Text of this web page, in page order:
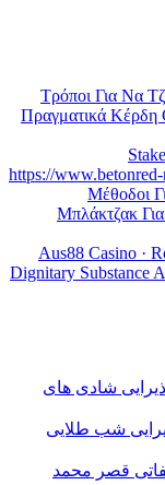
Τρόποι Για Να
Πραγματικά Κέρδη
https://
Μέθοδοι
Μπλάκτζακ
Aus88 Casino ·
Dignitary Substance
پذیرایی شادی های
شب طلایی
قصر محمد